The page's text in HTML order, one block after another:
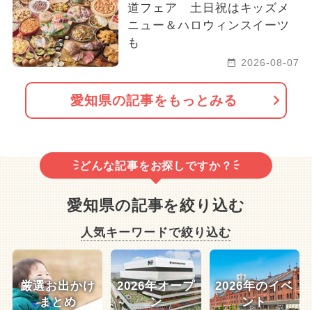
道フェア 土日祝はキッズメ
ニュー＆ハロウィンスイーツ
も
2026-08-07
愛知県の記事をもっとみる
どんな記事をお探しですか？
愛知県の記事を絞り込む
人気キーワードで絞り込む
厳選お出かけ
まとめ
2026年オープ
ン
2026年のイベ
ント